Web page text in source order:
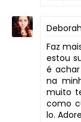
Deborah
Faz
estou
é
na
muito
como
lo.